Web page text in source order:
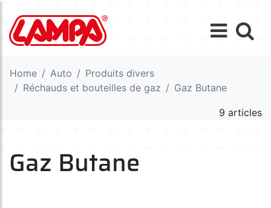
Home Auto
Produits divers
Réchauds et bouteilles de gaz
Gaz Butane
9 articles
Gaz Butane